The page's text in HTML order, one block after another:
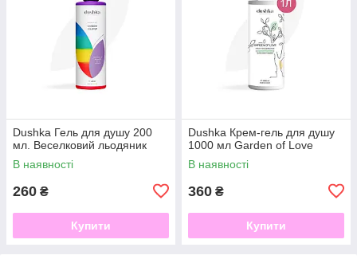
Dushka Гель для душу 200
мл. Веселковий льодяник
В наявності
260 ₴
Купити
Dushka Крем-гель для душу
1000 мл Garden of Love
В наявності
360 ₴
Купити